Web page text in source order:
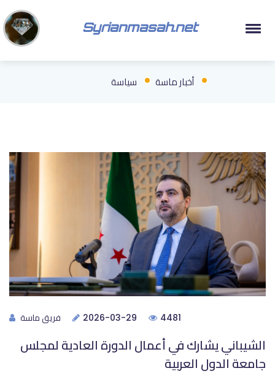
Syrianmasah.net
أخبار ماسة سياسة
فريق ماسة 2026-03-29 4481
الشيباني يشارك في أعمال الدورة العادية لمجلس
جامعة الدول العربية